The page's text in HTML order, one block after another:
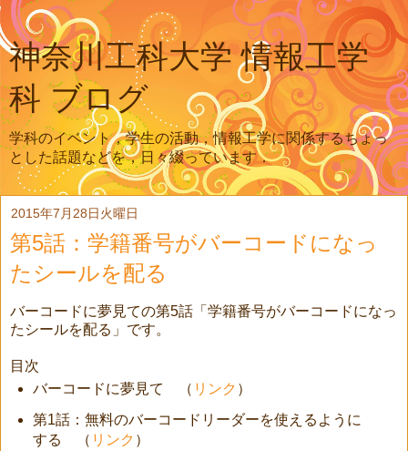
神奈川工科大学 情報工学
科 ブログ
学科のイベント，学生の活動，情報工学に関係するちょっ
とした話題などを，日々綴っています．
2015年7月28日火曜日
第5話：学籍番号がバーコードになっ
たシールを配る
バーコードに夢見ての第5話「学籍番号がバーコードになっ
たシールを配る」です。
目次
バーコードに夢見て （ リンク ）
第1話：無料のバーコードリーダーを使えるように
する （ リンク ）